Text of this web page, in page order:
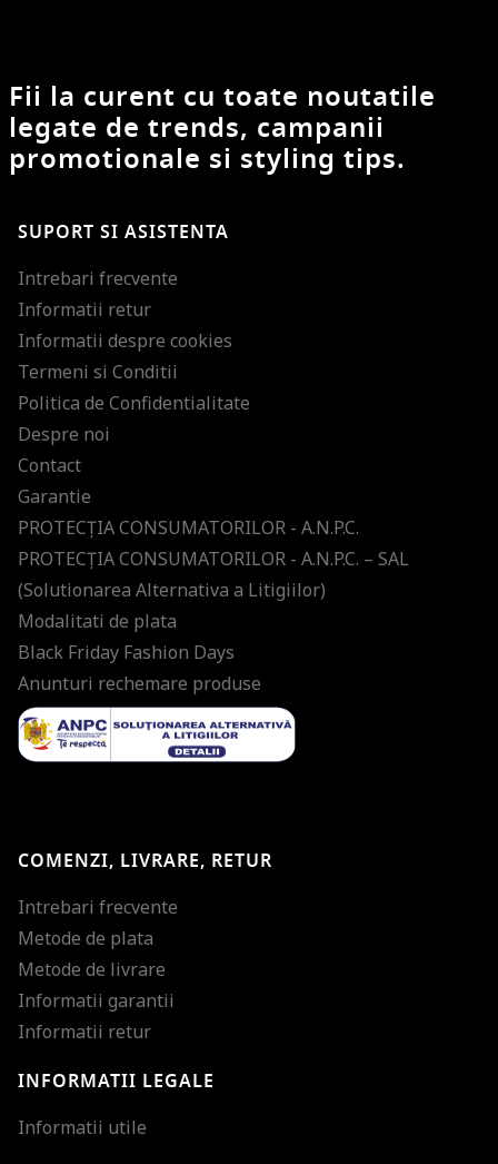
Fii la curent cu toate noutatile
legate de trends, campanii
promotionale si styling tips.
SUPORT SI ASISTENTA
Intrebari frecvente
Informatii retur
Informatii despre cookies
Termeni si Conditii
Politica de Confidentialitate
Despre noi
Contact
Garantie
PROTECŢIA CONSUMATORILOR - A.N.P.C.
PROTECŢIA CONSUMATORILOR - A.N.P.C. – SAL
(Solutionarea Alternativa a Litigiilor)
Modalitati de plata
Black Friday Fashion Days
Anunturi rechemare produse
COMENZI, LIVRARE, RETUR
Intrebari frecvente
Metode de plata
Metode de livrare
Informatii garantii
Informatii retur
INFORMATII LEGALE
Informatii utile